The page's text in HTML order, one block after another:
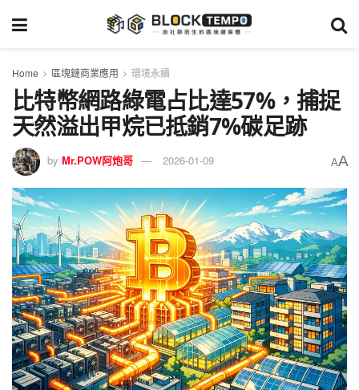
Home 區塊鏈商業應用 環境永續
比特幣網路綠電占比達57%，捕捉
天然溢出甲烷已抵銷7%碳足跡
by Mr.POW阿炮哥 2026-01-09 AA